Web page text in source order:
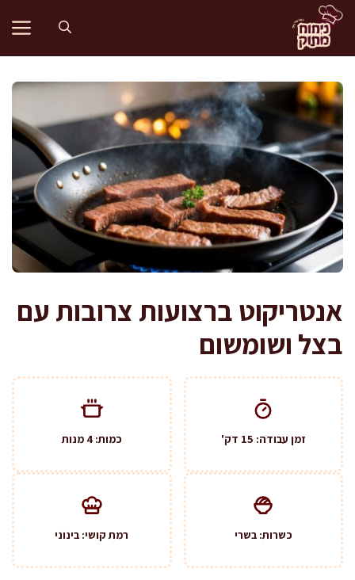
לדלג
לתוכן
אנטריקוט ברצועות צרובות עם
בצל ושומשום
זמן עבודה: 15 דק' כמות: 4 מנות
כשרות: בשרי רמת קושי: בינוני